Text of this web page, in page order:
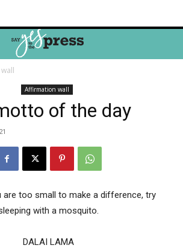
Affirmation wall
of the day
are too small to make a difference, try
with a mosquito.
DALAI LAMA